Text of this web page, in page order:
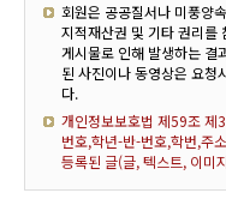
회원은 공공질서나 미풍양
지적재산권 및 기타 권리를
게시물로 인해 발생하는 결
된 사진이나 동영상은 요청
다.
개인정보보호법 제59조 제
번호,학년-반-번호,학번,주
등록된 글(글, 텍스트, 이미